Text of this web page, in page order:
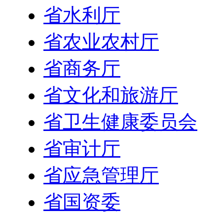
省水利厅
省农业农村厅
省商务厅
省文化和旅游厅
省卫生健康委员会
省审计厅
省应急管理厅
省国资委